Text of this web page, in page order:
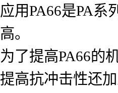
应用PA66是PA
高。
为了提高PA66的
提高抗冲击性还